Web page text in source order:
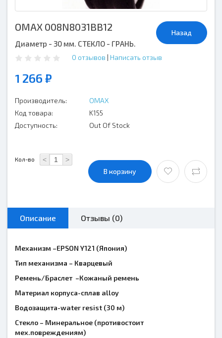
Назад
OMAX 008N8031BB12
Диаметр - 30 мм. СТЕКЛО - ГРАНЬ.
0 отзывов | Написать отзыв
1 266 ₽
Производитель:
OMAX
Код товара:
K155
Доступность:
Out Of Stock
Кол-во < >
В корзину
Описание Отзывы (0)
Механизм –EPSON Y121 (Япония)
Тип механизма – Кварцевый
Ремень/Браслет –Кожаный ремень
Материал корпуса-сплав alloy
Водозащита-water resist (30 м)
Стекло – Минеральное (противостоит
мех.повреждениям)